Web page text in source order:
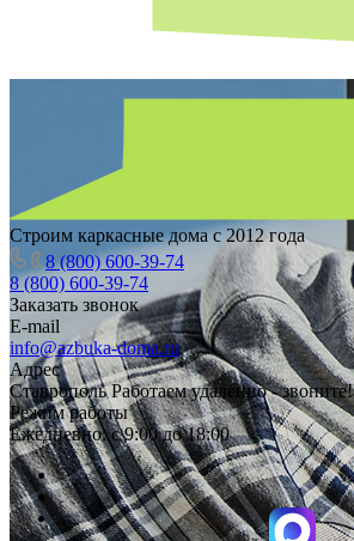
Строим каркасные дома с 2012 года
8 (800) 600-39-74
8 (800) 600-39-74
Заказать звонок
E-mail
info@azbuka-doma.ru
Адрес
Ставрополь Работаем удаленно - звоните!
Режим работы
Ежедневно: с 9:00 до 18:00